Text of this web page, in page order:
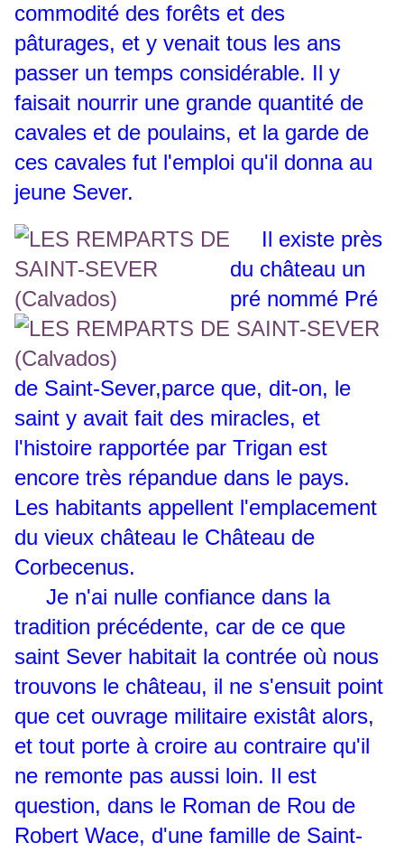
commodité des forêts et des
pâturages, et y venait tous les ans
passer un temps considérable. Il y
faisait nourrir une grande quantité de
cavales et de poulains, et la garde de
ces cavales fut l'emploi qu'il donna au
jeune Sever.
Il existe près
du château un
pré nommé Pré
de Saint-Sever,parce que, dit-on, le
saint y avait fait des miracles, et
l'histoire rapportée par Trigan est
encore très répandue dans le pays.
Les habitants appellent l'emplacement
du vieux château le Château de
Corbecenus.
Je n'ai nulle confiance dans la
tradition précédente, car de ce que
saint Sever habitait la contrée où nous
trouvons le château, il ne s'ensuit point
que cet ouvrage militaire existât alors,
et tout porte à croire au contraire qu'il
ne remonte pas aussi loin. Il est
question, dans le Roman de Rou de
Robert Wace, d'une famille de Saint-